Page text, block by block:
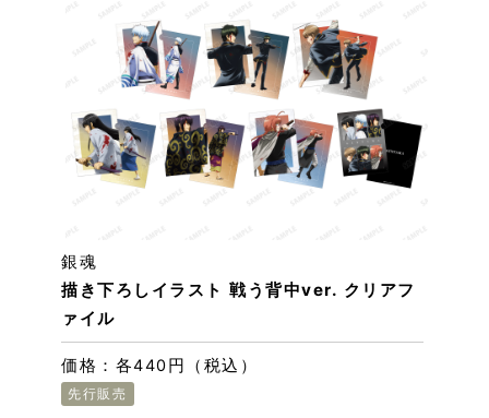
描き下ろしイラスト 戦う背中ver. クリアフ
ァイル
銀魂
価格：各440円（税込）
先行販売